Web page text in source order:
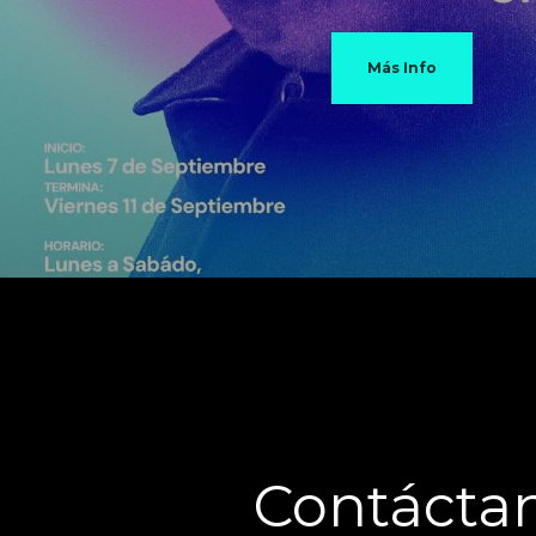
Más Info